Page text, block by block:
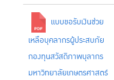
แบบขอรับเงินช่วย
เหลือบุคลากรผู้ประสบภัย
กองทุนสวัสดิภาพบุลากร
มหาวิทยาลัยเกษตรศาสตร์